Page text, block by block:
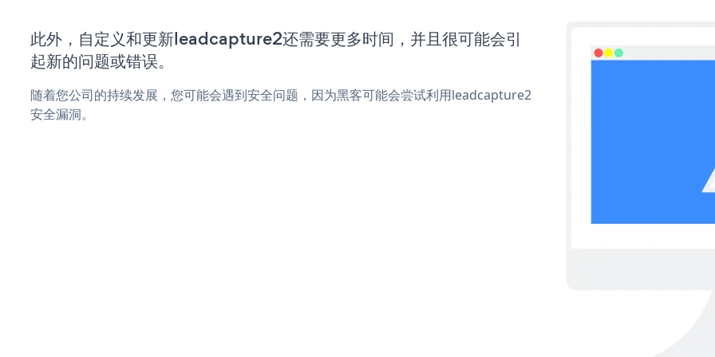
此外，自定义和更新leadcapture2还需要更多时间，并且很可能会引
起新的问题或错误。
随着您公司的持续发展，您可能会遇到安全问题，因为黑客可能会尝试利用leadcapture2
安全漏洞。